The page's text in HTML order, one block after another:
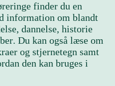
finder du en
information om blandt
dannelse, historie
Du kan også læse om
og stjernetegn samt
den kan bruges i